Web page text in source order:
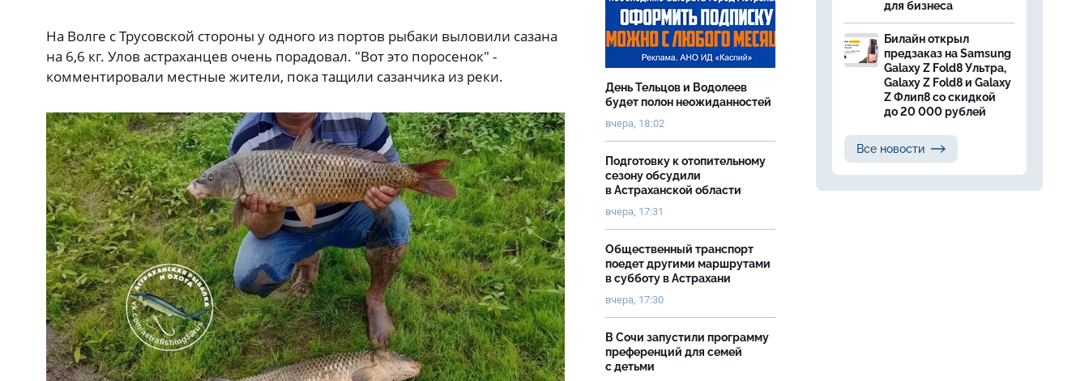
На Волге с Трусовской стороны у одного из портов рыбаки выловили сазана
на 6,6 кг. Улов астраханцев очень порадовал. "Вот это поросенок" -
комментировали местные жители, пока тащили сазанчика из реки.
День Тельцов и Водолеев
будет полон неожиданностей
вчера, 18:02
Подготовку к отопительному
сезону обсудили
в Астраханской области
вчера, 17:31
Общественный транспорт
поедет другими маршрутами
в субботу в Астрахани
вчера, 17:30
В Сочи запустили программу
преференций для семей
с детьми
для бизнеса
Билайн открыл
предзаказ на Samsung
Galaxy Z Fold8 Ультра,
Galaxy Z Fold8 и Galaxy
Z Флип8 со скидкой
до 20 000 рублей
Все новости